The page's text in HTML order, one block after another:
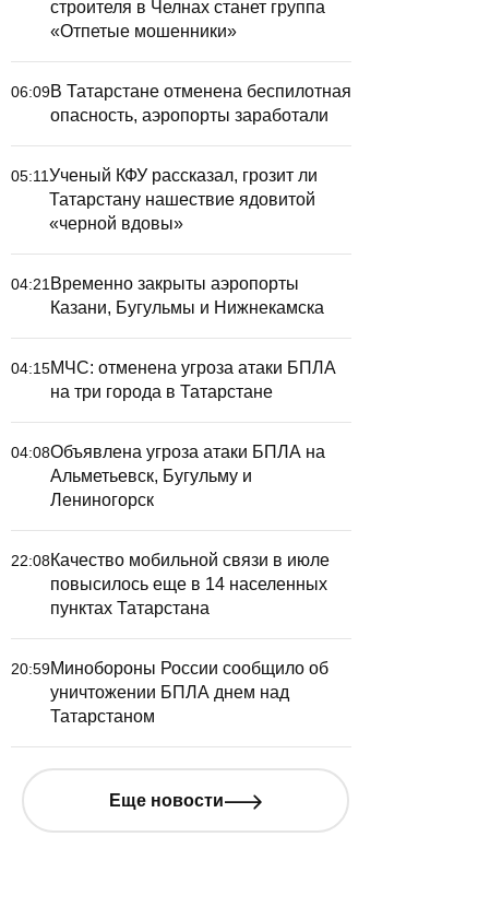
Ученый КФУ рассказал,
строителя в Челнах станет группа
«Отпетые мошенники»
06:09В Татарстане отменена беспилотная
опасность, аэропорты заработали
05:11Ученый КФУ рассказал, грозит ли
Татарстану нашествие ядовитой
«черной вдовы»
04:21 Временно закрыты аэропорты
Казани, Бугульмы и Нижнекамска
04:15МЧС: отменена угроза атаки БПЛА
на три города в Татарстане
04:08Объявлена угроза атаки БПЛА на
Альметьевск, Бугульму и
Лениногорск
22:08Качество мобильной связи в июле
повысилось еще в 14 населенных
пунктах Татарстана
20:59Минобороны России сообщило об
уничтожении БПЛА днем над
Татарстаном
Еще новости